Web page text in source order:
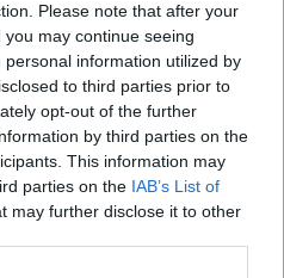
Please note that after your
may continue seeing
information utilized by
to third parties prior to
opt-out of the further
by third parties on the
This information may
parties on the IAB’s List of
may further disclose it to other
newsletter